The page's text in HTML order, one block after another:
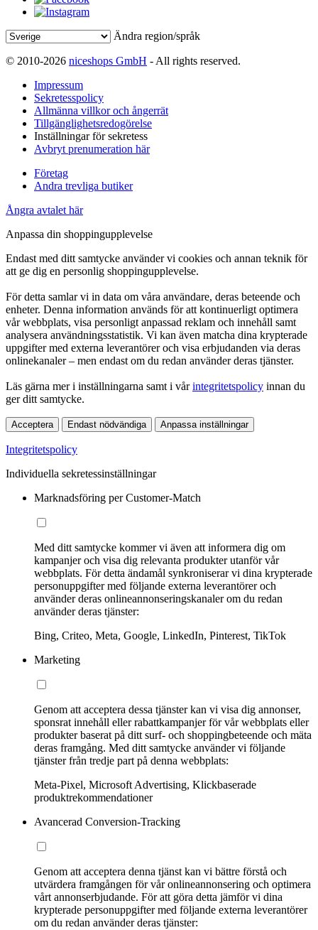
Ändra region/språk
© 2010-2026 niceshops GmbH - All rights reserved.
Impressum
Sekretesspolicy
Allmänna villkor och ångerrät
Tillgänglighetsredogörelse
Inställningar för sekretess
Avbryt prenumeration här
Företag
Andra trevliga butiker
Ångra avtalet här
Anpassa din shoppingupplevelse
Endast med ditt samtycke använder vi cookies och annan teknik för
att ge dig en personlig shoppingupplevelse.
För detta samlar vi in data om våra användare, deras beteende och
enheter. Denna information används för att kontinuerligt optimera
vår webbplats, visa personligt anpassad reklam och innehåll samt
analysera användningsstatistik. Vi kan även matcha dina krypterade
uppgifter med externa leverantörer och visa erbjudanden via deras
onlinekanaler – men endast om du redan använder deras tjänster.
Läs gärna mer i inställningarna samt i vårintegritetspolicy innan du
ger ditt samtycke.
Acceptera Endast nödvändiga Anpassa inställningar
Integritetspolicy
Individuella sekretessinställningar
Marknadsföring per Customer-Match
Med ditt samtycke kommer vi även att informera dig om
kampanjer och visa dig relevanta produkter utanför vår
webbplats. För detta ändamål synkroniserar vi dina krypterade
personuppgifter med följande externa leverantörer och
använder deras onlineannonseringskanaler om du redan
använder deras tjänster:
Bing, Criteo, Meta, Google, LinkedIn, Pinterest, TikTok
Marketing
Genom att acceptera dessa tjänster kan vi visa dig annonser,
sponsrat innehåll eller rabattkampanjer för vår webbplats eller
produkter baserat på ditt surf- och shoppingbeteende och mäta
deras framgång. Med ditt samtycke använder vi följande
tjänster från tredje part på denna webbplats:
Meta-Pixel, Microsoft Advertising, Klickbaserade
produktrekommendationer
Avancerad Conversion-Tracking
Genom att acceptera denna tjänst kan vi bättre förstå och
utvärdera framgången för vår onlineannonsering och optimera
vårt annonserbjudande. För att göra detta jämför vi dina
krypterade personuppgifter med följande externa leverantörer
om du redan använder deras tjänster: